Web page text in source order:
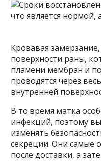
Кровавая
поверхности раны,
пламени мембран и
проводятся через
внутренней
В то время матка
инфекций, поэтому
изменять
секреции. Они самые
после доставки, а